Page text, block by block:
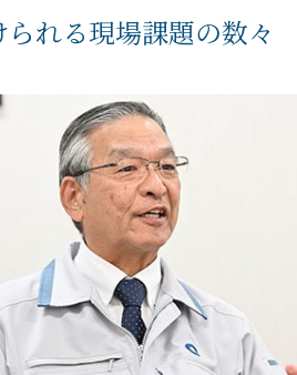
れる現場課題の数々